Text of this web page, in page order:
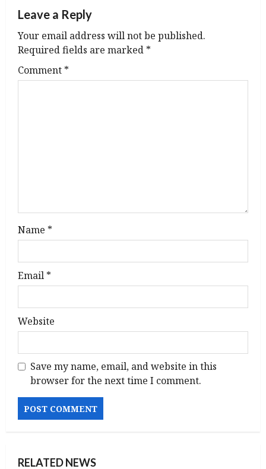
a
v
i
g
n
Leave a Reply
Your email address will not be published.
Required fields are marked *
Comment *
Name *
Email *
Website
Save my name, email, and website in this
browser for the next time I comment.
RELATED NEWS